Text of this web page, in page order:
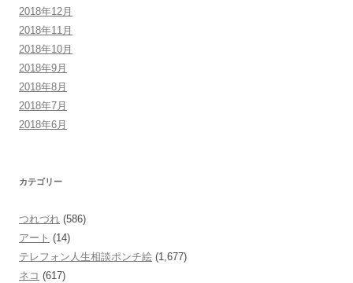
2018年12月
2018年11月
2018年10月
2018年9月
2018年8月
2018年7月
2018年6月
カテゴリー
つれづれ (586)
アート (14)
テレフォン人生相談ポンチ絵 (1,677)
ネコ (617)